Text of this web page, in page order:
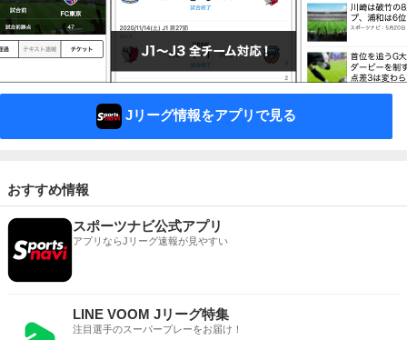
Jリーグ情報をアプリで見る
おすすめ情報
スポーツナビ公式アプリ
アプリならJリーグ速報が見やすい
LINE VOOM Jリーグ特集
注目選手のスーパープレーをお届け！